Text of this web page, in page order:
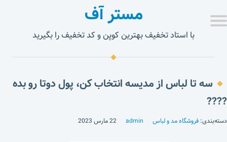
مستر آف
با استاد تخفیف بهترین کوپن و کد تخفیف را بگیرید
سه تا لباس از مدیسه انتخاب کن، پول دوتا رو بده
????
دسته‌بندی: فروشگاه مد و لباس admin 22 مارس 2023